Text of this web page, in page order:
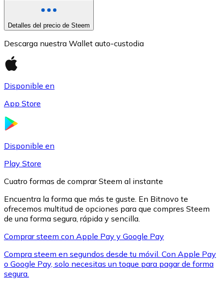
XRP
XRP
Detalles del precio de Steem
Descarga nuestra Wallet auto-custodia
Disponible en
App Store
Disponible en
Play Store
Cuatro formas de comprar Steem al instante
Encuentra la forma que más te guste. En Bitnovo te
ofrecemos multitud de opciones para que compres Steem
de una forma segura, rápida y sencilla.
Comprar steem con Apple Pay y Google Pay
Compra steem en segundos desde tu móvil. Con Apple Pay
o Google Pay, solo necesitas un toque para pagar de forma
segura.